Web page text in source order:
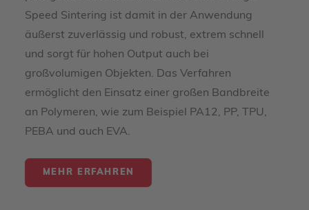
Speed Sintering ist damit in der Anwendung
äußerst zuverlässig und robust, extrem schnell
und sorgt für hohen Output auch bei
großvolumigen Objekten. Das Verfahren
ermöglicht den Einsatz einer großen Bandbreite
an Polymeren, wie zum Beispiel PA12, PP, TPU,
PEBA und auch EVA.
MEHR ERFAHREN